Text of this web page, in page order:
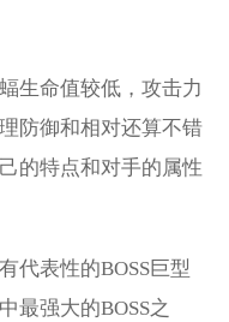
生命值较低，攻击力
防御和相对还算不错
的特点和对手的属性
代表性的BOSS巨型
最强大的BOSS之